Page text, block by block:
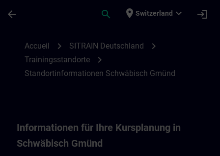
arrow_back search place Switzerland expand_more login
Accueil chevron_right SITRAIN Deutschland chevron_right
Trainingsstandorte chevron_right
Standortinformationen Schwäbisch Gmünd
Informationen für Ihre Kursplanung in
Schwäbisch Gmünd